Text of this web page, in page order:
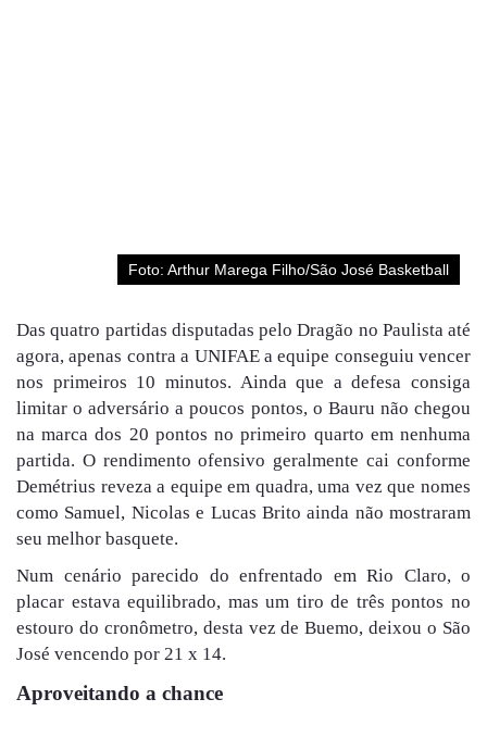
Foto: Arthur Marega Filho/São José Basketball
Das quatro partidas disputadas pelo Dragão no Paulista até
agora, apenas contra a UNIFAE a equipe conseguiu vencer
nos primeiros 10 minutos. Ainda que a defesa consiga
limitar o adversário a poucos pontos, o Bauru não chegou
na marca dos 20 pontos no primeiro quarto em nenhuma
partida. O rendimento ofensivo geralmente cai conforme
Demétrius reveza a equipe em quadra, uma vez que nomes
como Samuel, Nicolas e Lucas Brito ainda não mostraram
seu melhor basquete.
Num cenário parecido do enfrentado em Rio Claro, o
placar estava equilibrado, mas um tiro de três pontos no
estouro do cronômetro, desta vez de Buemo, deixou o São
José vencendo por 21 x 14.
Aproveitando a chance